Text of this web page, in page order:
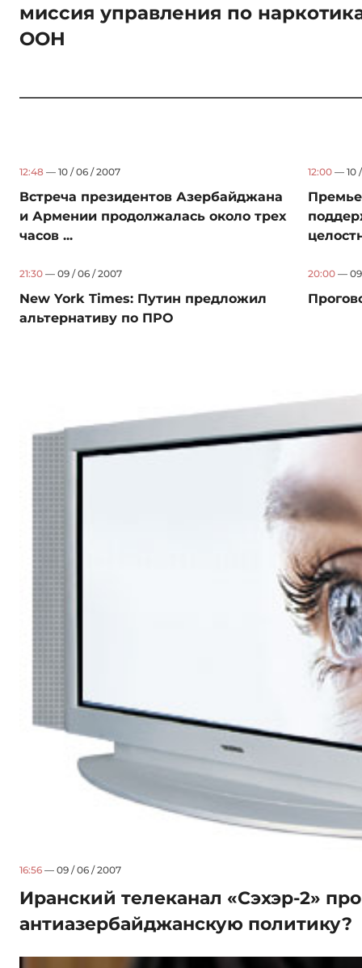
миссия управления по
ООН
12:48 — 10 / 06 / 2007
Встреча президентов Азербайджана
и Армении продолжалась около трех
часов ...
12:00 — 10
21:30 — 09 / 06 / 2007
New York Times: Путин предложил
альтернативу по ПРО
20:00 — 09
16:56 — 09 / 06 / 2007
Иранский телеканал «Сэхэр-2»
антиазербайджанскую политику?